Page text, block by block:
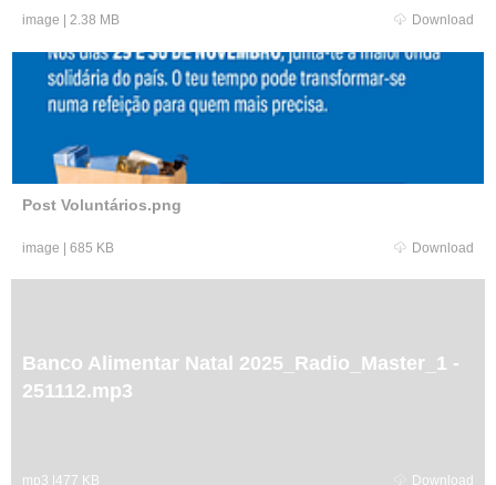
image | 2.38 MB Download
Post Voluntários.png
image | 685 KB Download
Banco Alimentar Natal 2025_Radio_Master_1 -
251112.mp3
mp3 |477 KB Download